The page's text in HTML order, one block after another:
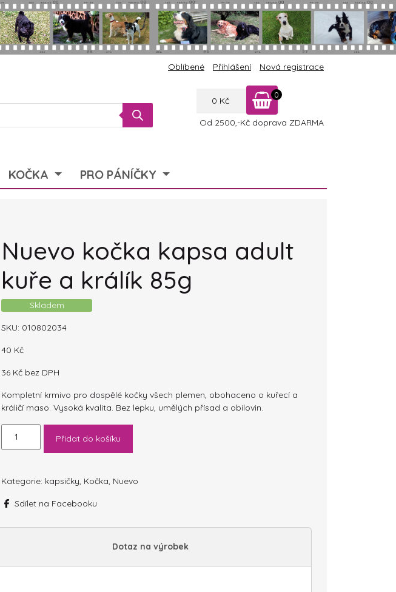
Oblíbené Přihlášení Nová registrace
0 Kč
0
Od 2500,-Kč doprava ZDARMA
KOČKA PRO PÁNÍČKY
Nuevo kočka kapsa adult
kuře a králík 85g
Skladem
SKU: 010802034
40 Kč
36 Kč bez DPH
Kompletní krmivo pro dospělé kočky všech plemen, obohaceno o kuřecí a
králičí maso. Vysoká kvalita. Bez lepku, umělých přísad a obilovin.
kočka
kuře
králík
množství
Přidat do košíku
Kategorie: kapsičky, Kočka, Nuevo
Sdílet na Facebooku
Dotaz na výrobek